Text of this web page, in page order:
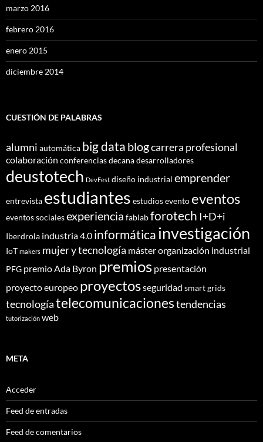
marzo 2016
febrero 2016
enero 2015
diciembre 2014
CUESTIÓN DE PALABRAS
alumni automática big data blogcarrera profesional
colaboración conferenciasdecanadesarrolladores
deustotech DevFest diseño industrial emprender
entrevista estudiantes estudiosevento eventos
eventos socialesexperiencia fablabforotech I+D+i
Iberdrola industria 4.0 informática investigación
IoT makers mujer y tecnología másterorganización industrial
PFG premio Ada Byron premios presentación
proyecto europeo proyectosseguridad smart grids
tecnologíatelecomunicacionestendencias
tutorización web
META
Acceder
Feed de entradas
Feed de comentarios